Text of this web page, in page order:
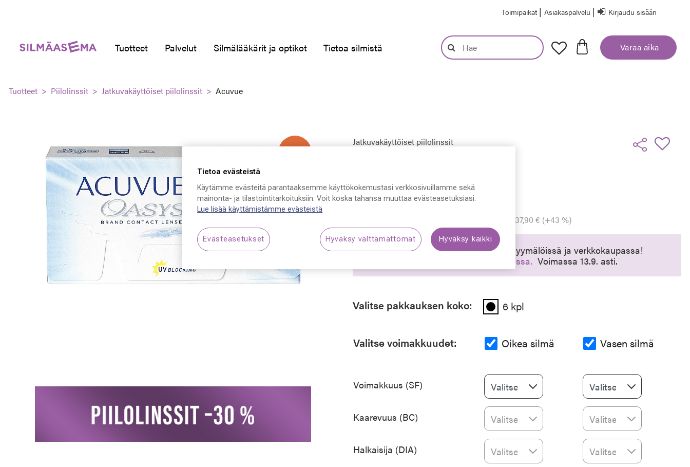
Toimipaikat | Asiakaspalvelu | Kirjaudu sisään
Tuotteet Palvelut Silmälääkärit ja optikot Tietoa silmistä Varaa aika
Tuotteet Piilolinssit Jatkuvakäyttöiset piilolinssit Acuvue
Jatkuvakäyttöiset piilolinssit
26,53 €
Hinta alennettu
37,90 €Alennettu hinta
Alin hinta 30 päivän aikana ennen alennusta: 37,90 € (+43 %)
Synttäriale: kaikki piilolinssit –30 % myymälöissä ja verkkokaupassa!
tarvikkeet –25 % verkkokaupassa. Voimassa 13.9. asti.
Valitse pakkauksen koko: 6 kpl
Valitse voimakkuudet:
Voimakkuus (SF)
Kaarevuus (BC)
Halkaisija (DIA)
Oikea silmä Vasen silmä
Tietoa evästeistä
Käytämme evästeitä parantaaksemme käyttökokemustasi verkkosivuillamme sekä
mainonta- ja tilastointitarkoituksiin. Voit koska tahansa muuttaa evästeasetuksiasi.
Lue lisää käyttämistämme evästeistä
Evästeasetukset Hyväksy välttämättömät Hyväksy kaikki